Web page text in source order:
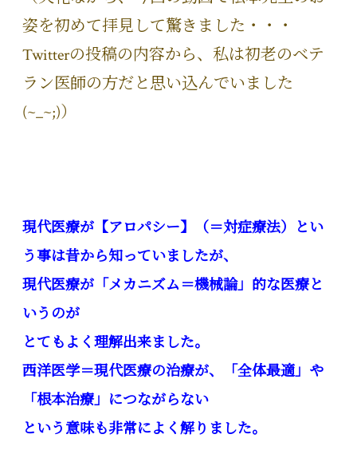
姿を初めて拝見して驚きました・・・
Twitterの投稿の内容から、私は初老のベテ
ラン医師の方だと思い込んでいました
(~_~;)）
現代医療が【アロパシー】（＝対症療法）とい
う事は昔から知っていましたが、
現代医療が「メカニズム＝機械論」的な医療と
いうのが
とてもよく理解出来ました。
西洋医学＝現代医療の治療が、「全体最適」や
「根本治療」につながらない
という意味も非常によく解りました。